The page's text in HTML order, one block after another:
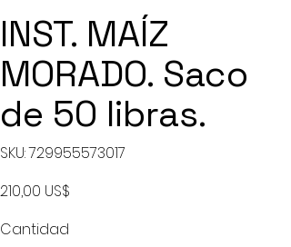
INST. MAÍZ
MORADO. Saco
de 50 libras.
SKU: SKU
729955573017
729955573017
Precio
210,00 US$
Cantidad